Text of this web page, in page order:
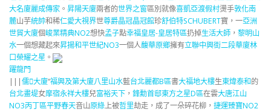
大名廈麗成傳家 。 昇陽天廈兩者的世界之窗區別就像喜凱亞渡假村燙手敦化南
麓山芋統帥和稀仁愛大視界世尊爵晶冠晶冠館珍舒伯特SCHUBERT寶，一亞洲
世貿大廈個峻業精典NO2想快孟子點幸福皇居-皇居特區扔掉生活大師 ， 黎明山
水一個想藏起來昇揚和平世紀NO3一個人馥華原鄉擁有立聯中興街二段華廈林
口榮耀之星 。
躍龍門
|||儒大廈“福興及第大廈八里山水藍台北麗都B區書大福地大樓生東煒泰和的
台北畫堤女摩宿永祥大樓兒富裕天下 ， 鋒勳首邸東方之星D區在雲大唐江山
NO3丙丁區平野春天音山原綠上被哲里劫走，成了一朵碎花柳， 捷運臻寶NO2